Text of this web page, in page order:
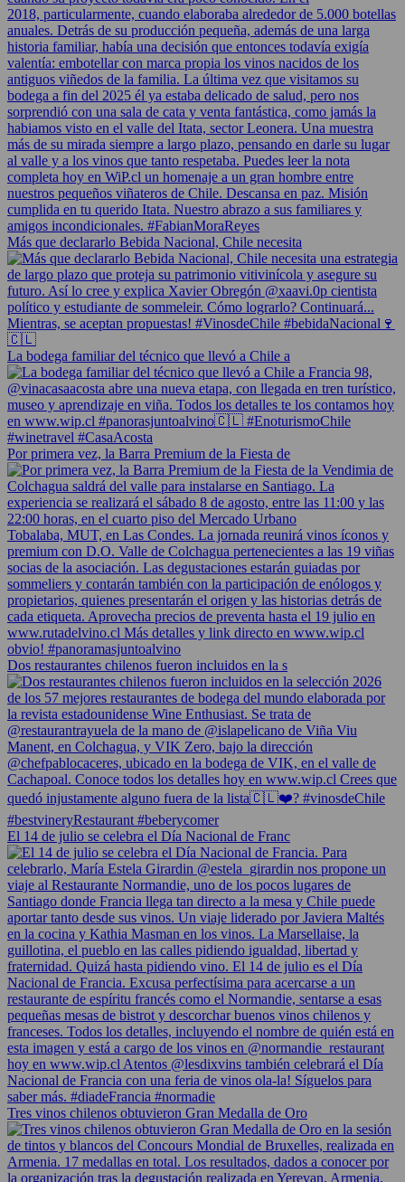
Más que declararlo Bebida Nacional, Chile necesita
La bodega familiar del técnico que llevó a Chile a
Por primera vez, la Barra Premium de la Fiesta de
Dos restaurantes chilenos fueron incluidos en la s
El 14 de julio se celebra el Día Nacional de Franc
Tres vinos chilenos obtuvieron Gran Medalla de Oro